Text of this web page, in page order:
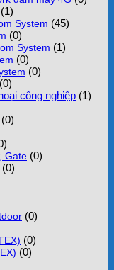
(1)
System (45)
(0)
System (1)
(0)
(0)
(0)
công nghiệp (1)
(0)
Gate (0)
(0)
(0)
(0)
(0)